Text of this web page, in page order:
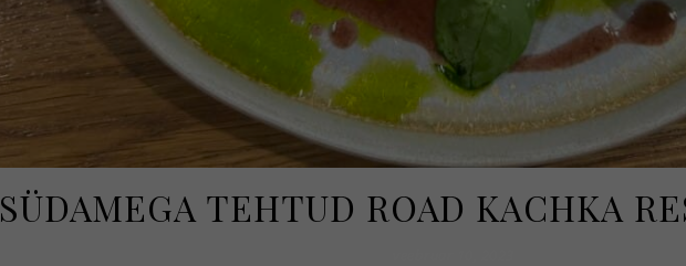
SÜDAMEGA TEHTUD ROAD KACHKA